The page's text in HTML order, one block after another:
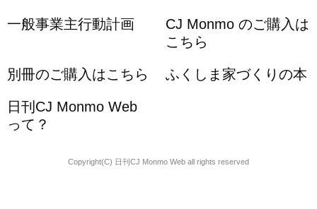
一般事業主行動計画
CJ Monmo のご購入は
こちら
別冊のご購入はこちら ふくしま家づくりの本
日刊CJ Monmo Web
って？
Copyright(C) 日刊CJ Monmo Web all rights reserved